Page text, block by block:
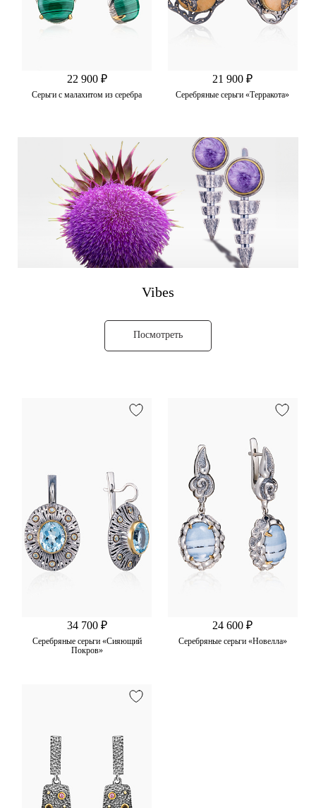
22 900 ₽
Серьги с малахитом из серебра
21 900 ₽
Серебряные серьги «Терракота»
Vibes
Посмотреть
34 700 ₽
Серебряные серьги «Сияющий
Покров»
24 600 ₽
Серебряные серьги «Новелла»